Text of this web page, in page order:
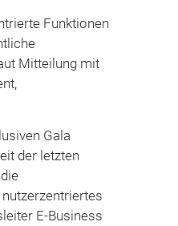
Funktionen
Mitteilung mit
Gala
der letzten
E-Business